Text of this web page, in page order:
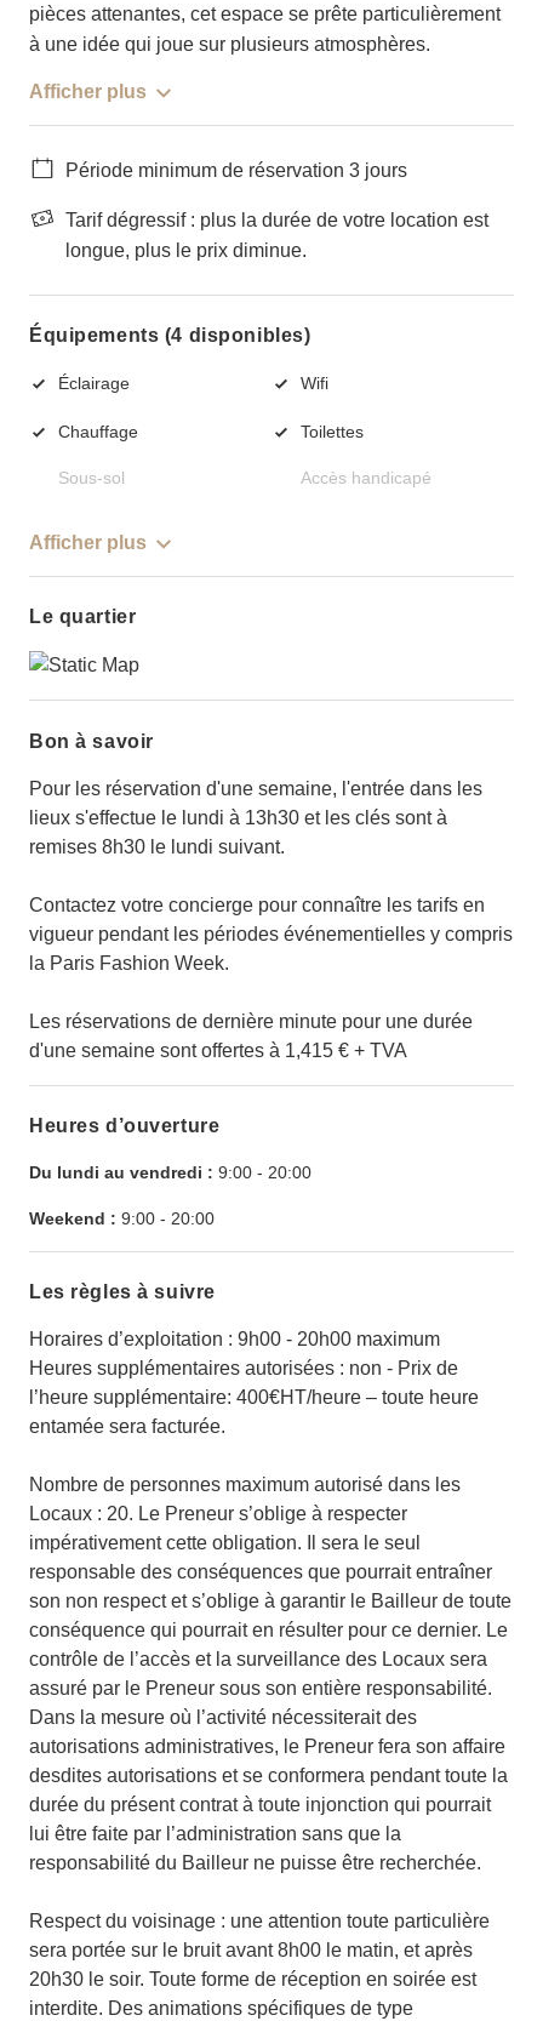
pièces attenantes, cet espace se prête particulièrement
à une idée qui joue sur plusieurs atmosphères.
Afficher plus
Période minimum de réservation 3 jours
Tarif dégressif : plus la durée de votre location est
longue, plus le prix diminue.
Équipements (4 disponibles)
Éclairage Wifi
Chauffage Toilettes
Sous-sol Accès handicapé
Afficher plus
Le quartier
Bon à savoir
Pour les réservation d'une semaine, l'entrée dans les
lieux s'effectue le lundi à 13h30 et les clés sont à
remises 8h30 le lundi suivant.
Contactez votre concierge pour connaître les tarifs en
vigueur pendant les périodes événementielles y compris
la Paris Fashion Week.
Les réservations de dernière minute pour une durée
d'une semaine sont offertes à 1,415 € + TVA
Heures d’ouverture
Du lundi au vendredi : 9:00 - 20:00
Weekend : 9:00 - 20:00
Les règles à suivre
Horaires d’exploitation : 9h00 - 20h00 maximum
Heures supplémentaires autorisées : non - Prix de
l’heure supplémentaire: 400€HT/heure – toute heure
entamée sera facturée.
Nombre de personnes maximum autorisé dans les
Locaux : 20. Le Preneur s’oblige à respecter
impérativement cette obligation. Il sera le seul
responsable des conséquences que pourrait entraîner
son non respect et s’oblige à garantir le Bailleur de toute
conséquence qui pourrait en résulter pour ce dernier. Le
contrôle de l’accès et la surveillance des Locaux sera
assuré par le Preneur sous son entière responsabilité.
Dans la mesure où l’activité nécessiterait des
autorisations administratives, le Preneur fera son affaire
desdites autorisations et se conformera pendant toute la
durée du présent contrat à toute injonction qui pourrait
lui être faite par l’administration sans que la
responsabilité du Bailleur ne puisse être recherchée.
Respect du voisinage : une attention toute particulière
sera portée sur le bruit avant 8h00 le matin, et après
20h30 le soir. Toute forme de réception en soirée est
interdite. Des animations spécifiques de type